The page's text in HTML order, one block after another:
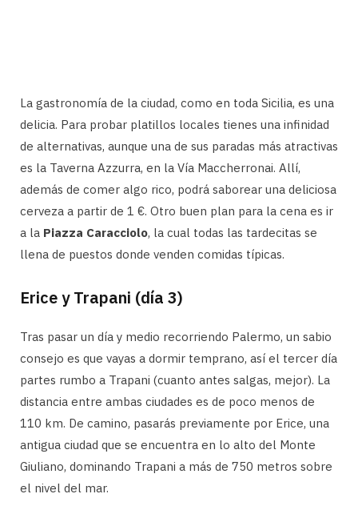
La gastronomía de la ciudad, como en toda Sicilia, es una
delicia. Para probar platillos locales tienes una infinidad
de alternativas, aunque una de sus paradas más atractivas
es la Taverna Azzurra, en la Vía Maccherronai. Allí,
además de comer algo rico, podrá saborear una deliciosa
cerveza a partir de 1 €. Otro buen plan para la cena es ir
a la Piazza Caracciolo, la cual todas las tardecitas se
llena de puestos donde venden comidas típicas.
Erice y Trapani (día 3)
Tras pasar un día y medio recorriendo Palermo, un sabio
consejo es que vayas a dormir temprano, así el tercer día
partes rumbo a Trapani (cuanto antes salgas, mejor). La
distancia entre ambas ciudades es de poco menos de
110 km. De camino, pasarás previamente por Erice, una
antigua ciudad que se encuentra en lo alto del Monte
Giuliano, dominando Trapani a más de 750 metros sobre
el nivel del mar.